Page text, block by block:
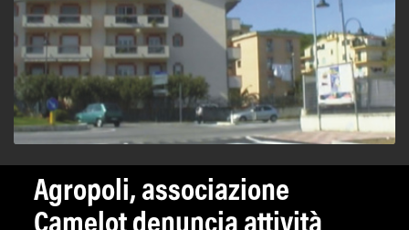
Agropoli, associazione